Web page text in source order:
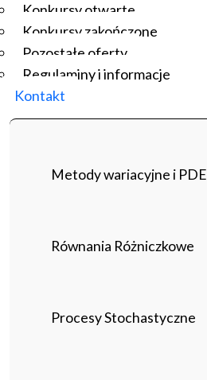
Konkursy otwarte
Konkursy zakończone
Pozostałe oferty
Regulaminy i informacje
Kontakt
Metody wariacyjne i PDE
Równania Różniczkowe
Procesy Stochastyczne